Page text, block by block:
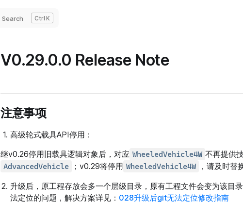
Search K
V0.29.0.0 Release Note
注意事项
高级轮式载具API停用：
继v0.26停用旧载具逻辑对象后，对应 WheeledVehicle4W 不再提供
AdvancedVehicle ；v0.29将停用 WheeledVehicle4W ，请及时替
升级后，原工程存放会多一个层级目录，原有工程文件会变为该目
法定位的问题，解决方案详见： 028升级后git无法定位修改指南